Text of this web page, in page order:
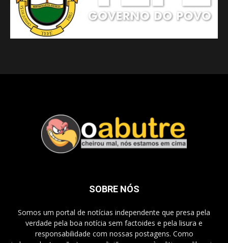
SOBRE NÓS
Somos um portal de notícias independente que presa pela
verdade pela boa notícia sem factoides e pela lisura e
responsabilidade com nossas postagens. Como